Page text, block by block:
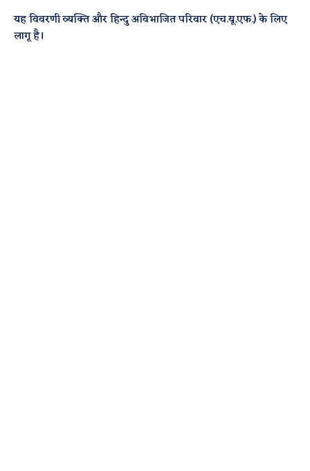
यह विवरणी व्यक्ति और हिन्दु अविभाजित परिवार (एच.यू.एफ.) के लिए
लागू है।